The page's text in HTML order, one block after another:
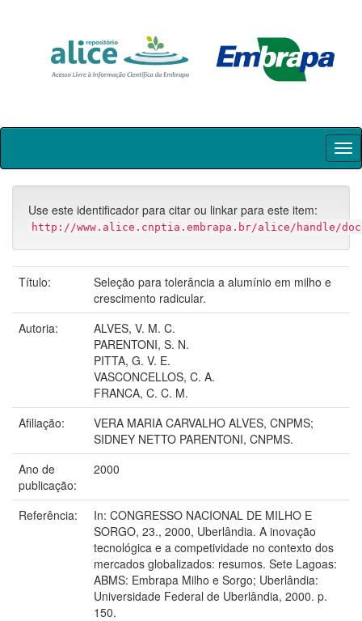
Skip
Use este identificador para citar ou linkar para este item:
http://www.alice.cnptia.embrapa.br/alice/handle/
Título:
Seleção para tolerância a alumínio em milho e
crescimento radicular.
Autoria:
ALVES, V. M. C.
PARENTONI, S. N.
PITTA, G. V. E.
VASCONCELLOS, C. A.
FRANCA, C. C. M.
Afiliação:
VERA MARIA CARVALHO ALVES, CNPMS;
SIDNEY NETTO PARENTONI, CNPMS.
Ano de
publicação:
2000
Referência:
In: CONGRESSO NACIONAL DE MILHO E
SORGO, 23., 2000, Uberlândia. A inovação
tecnológica e a competividade no contexto dos
mercados globalizados: resumos. Sete Lagoas:
ABMS: Embrapa Milho e Sorgo; Uberlândia:
Universidade Federal de Uberlândia, 2000. p.
150.